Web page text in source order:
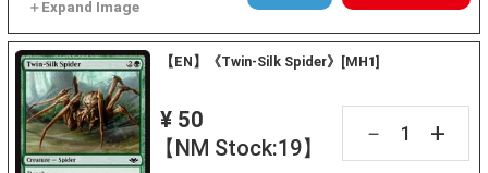
【EN】《Twin-Silk Spider》[MH1]
¥ 50
【NM Stock:19】
－ +